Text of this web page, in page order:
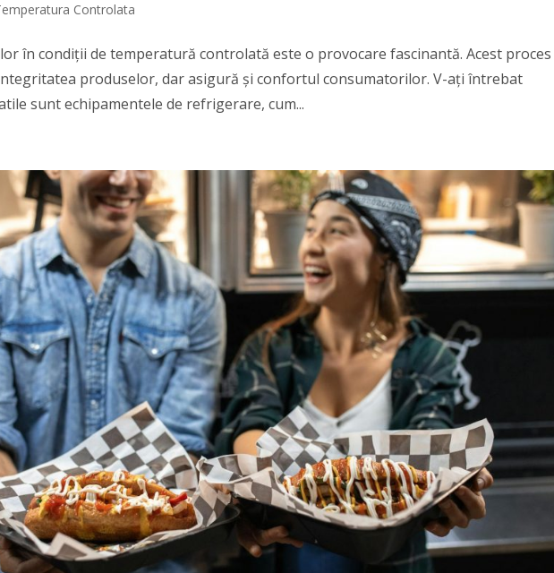
Controlata
în condiții de temperatură controlată este o provocare fascinantă. Acest proces
produselor, dar asigură și confortul consumatorilor. V-ați întrebat
sunt echipamentele de refrigerare, cum...